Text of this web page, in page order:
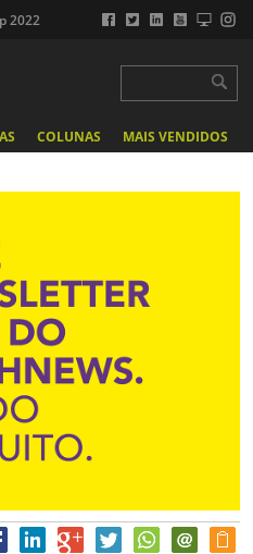
2022
COLUNAS MAIS VENDIDOS